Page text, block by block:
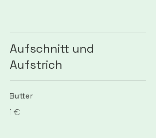
Aufschnitt und
Aufstrich
Butter
1 €